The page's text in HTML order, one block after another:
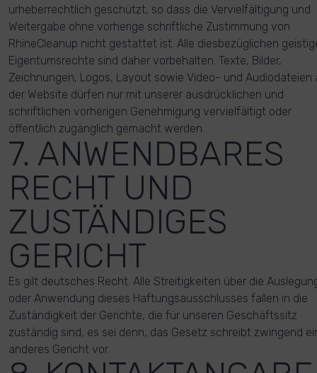
urheberrechtlich geschützt, so dass die Vervielfältigung und
Weitergabe ohne vorherige schriftliche Zustimmung von
RhineCleanup nicht gestattet ist. Alle diesbezüglichen
Eigentumsrechte sind daher vorbehalten. Texte, Bilder,
Zeichnungen, Logos, Layout sowie Video- und Audiodateien
der Website dürfen nur mit unserer ausdrücklichen und
schriftlichen vorherigen Genehmigung vervielfältigt oder
öffentlich zugänglich gemacht werden.
7. ANWENDBARES
RECHT UND
ZUSTÄNDIGES
GERICHT
Es gilt deutsches Recht. Alle Streitigkeiten über die
oder Anwendung dieses Haftungsausschlusses fallen in die
Zuständigkeit der Gerichte, die für unseren Geschäftssitz
zuständig sind, es sei denn, das Gesetz schreibt zwingend
anderes Gericht vor.